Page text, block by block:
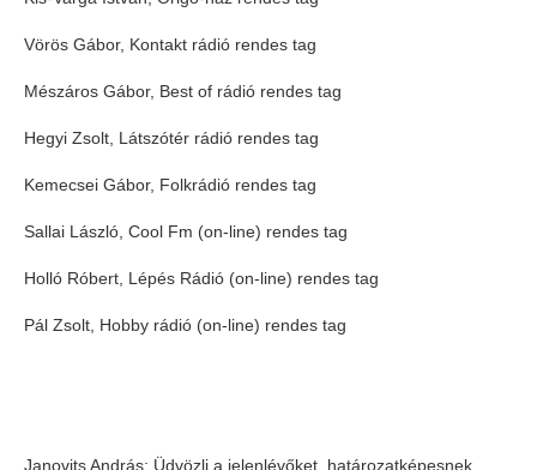
Vörös Gábor, Kontakt rádió rendes tag
Mészáros Gábor, Best of rádió rendes tag
Hegyi Zsolt, Látszótér rádió rendes tag
Kemecsei Gábor, Folkrádió rendes tag
Sallai László, Cool Fm (on-line) rendes tag
Holló Róbert, Lépés Rádió (on-line) rendes tag
Pál Zsolt, Hobby rádió (on-line) rendes tag
Janovits András: Üdvözli a jelenlévőket, határozatképesnek